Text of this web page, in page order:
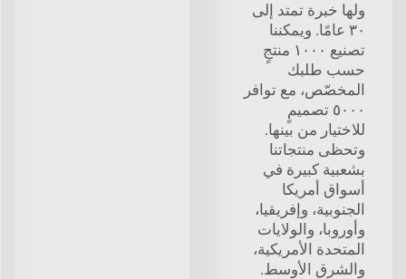
ولها خبرة تمتد إلى
٣٠ عامًا. ويمكننا
تصنيع ١٠٠٠ منتجٍ
حسب طلبك
المخصّص، مع توافر
٥٠٠٠ تصميمٍ
للاختيار من بينها.
وتحظى منتجاتنا
بشعبية كبيرة في
أسواق أمريكا
الجنوبية، وإفريقيا،
وأوروبا، والولايات
المتحدة الأمريكية،
والشرق الأوسط.